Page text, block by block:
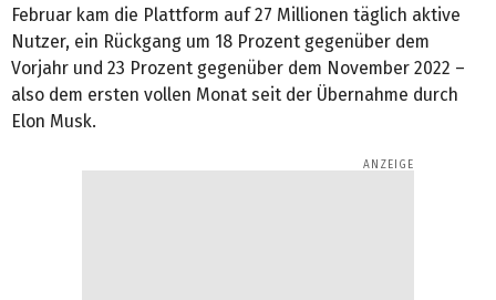
Februar kam die Plattform auf 27 Millionen täglich aktive
Nutzer, ein Rückgang um 18 Prozent gegenüber dem
Vorjahr und 23 Prozent gegenüber dem November 2022 –
also dem ersten vollen Monat seit der Übernahme durch
Elon Musk.